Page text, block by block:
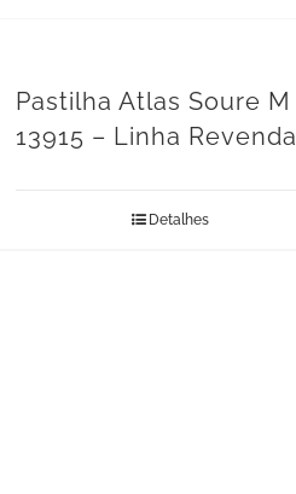
Pastilha Atlas Soure M
13915 – Linha Revenda
Detalhes